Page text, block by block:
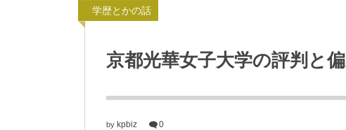
学歴とかの話
京都光華女子大学の評判と
by kpbiz 0